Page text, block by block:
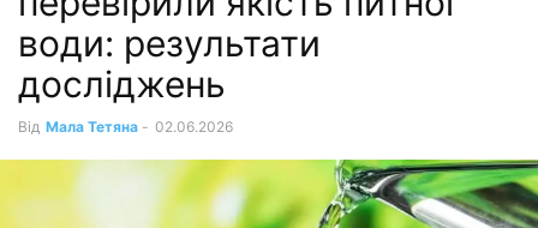
води: результати
досліджень
Від Мала Тетяна - 02.06.2026